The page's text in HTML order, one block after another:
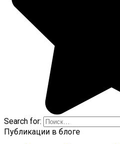
Search for:
Публикации в блоге